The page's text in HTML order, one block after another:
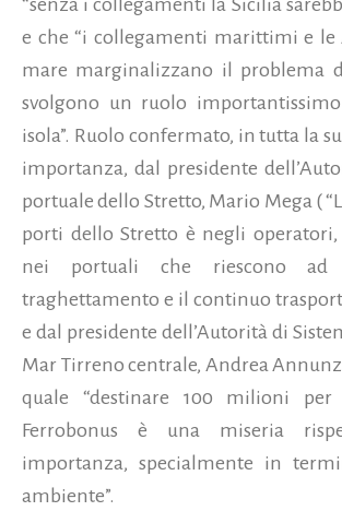
“senza i collegamenti la Sicilia
e che “i collegamenti marittimi e le
mare marginalizzano il problema
svolgono un ruolo
isola”. Ruolo confermato, in tutta la
importanza, dal presidente
portuale dello Stretto, Mario Mega (
porti dello Stretto è negli
nei portuali che riescono ad
traghettamento e il continuo
e dal presidente dell’Autorità di
Mar Tirreno centrale, Andrea
quale “destinare 100 milioni per
Ferrobonus è una miseria
importanza, specialmente in
ambiente”.